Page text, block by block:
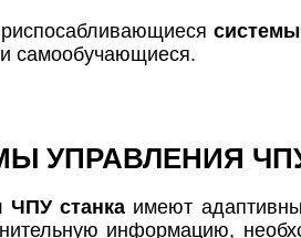
самообучающиеся.
УПРАВЛЕНИЯ
ЧПУ станка имеют
информацию,